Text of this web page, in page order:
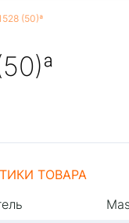
(50)ª
ТОВАРА